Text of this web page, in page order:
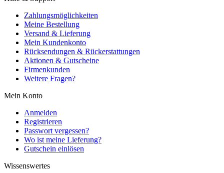
Zahlungsmöglichkeiten
Meine Bestellung
Versand & Lieferung
Mein Kundenkonto
Rücksendungen & Rückerstattungen
Aktionen & Gutscheine
Firmenkunden
Weitere Fragen?
Mein Konto
Anmelden
Registrieren
Passwort vergessen?
Wo ist meine Lieferung?
Gutschein einlösen
Wissenswertes